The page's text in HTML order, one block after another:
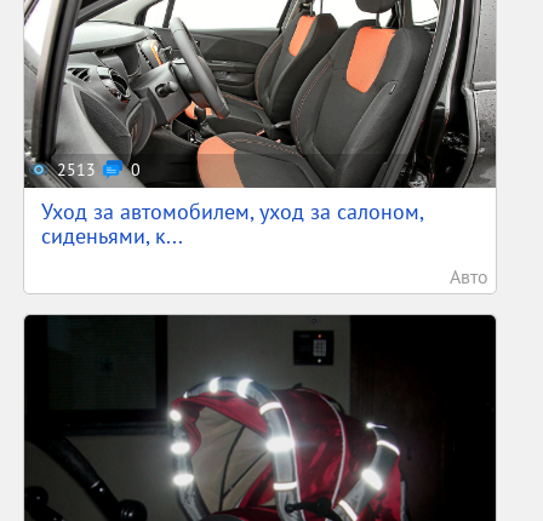
2513 0
Уход за автомобилем, уход за салоном,
сиденьями, к...
Авто